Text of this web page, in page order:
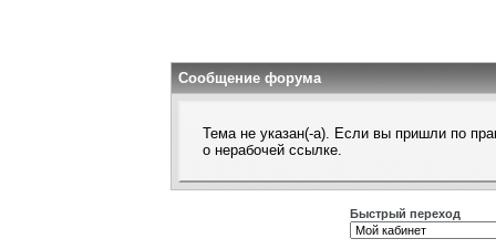
Сообщение форума
Тема не указан(-а). Если вы пришли по
о нерабочей ссылке.
Быстрый переход